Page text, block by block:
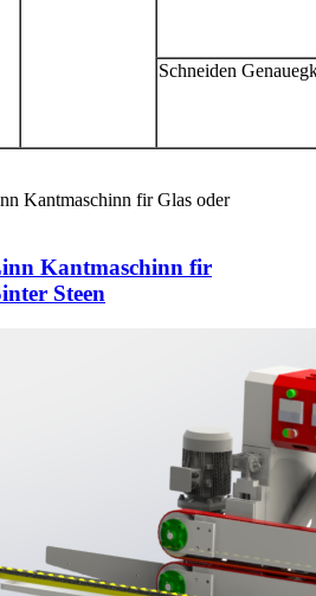
Schneiden
Kantmaschinn fir
Steen